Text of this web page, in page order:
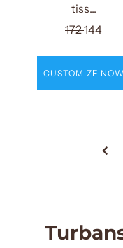
tiss...
172144
CUSTOMIZE NOW